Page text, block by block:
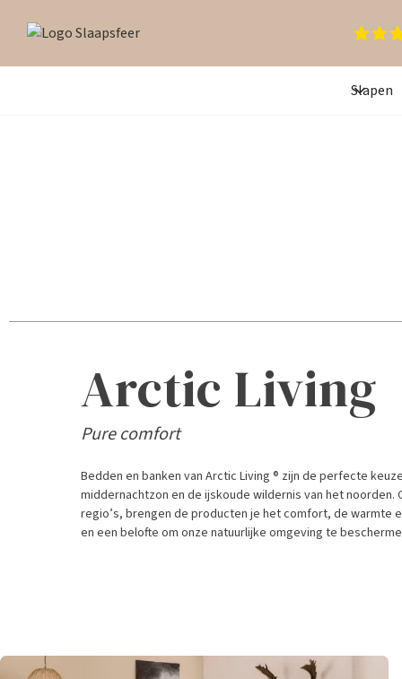
Slapen
Arctic Living
Pure comfort
Bedden en banken van Arctic Living ® zijn de perfecte
middernachtzon en de ijskoude wildernis van het
regio’s, brengen de producten je het comfort, de warmte
en een belofte om onze natuurlijke omgeving te